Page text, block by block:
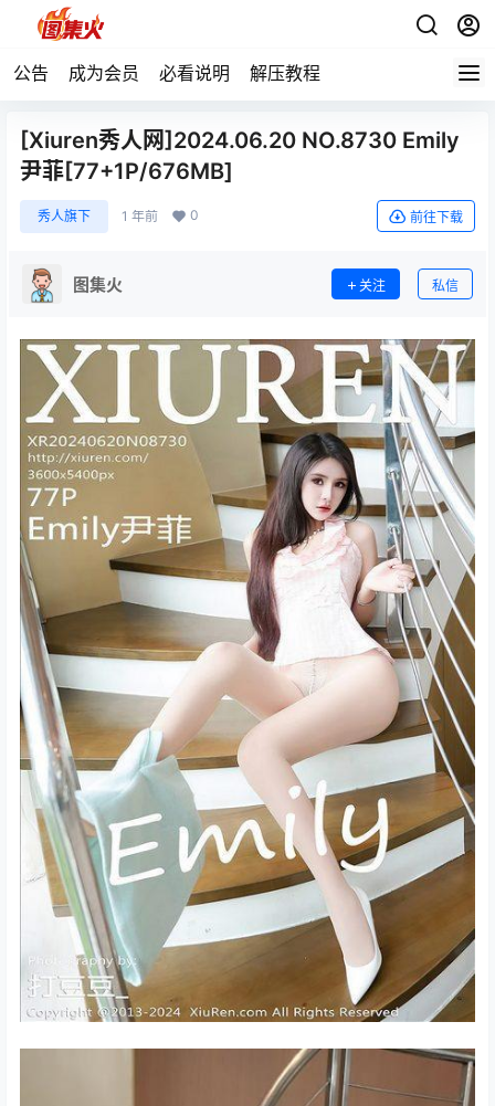
公告 成为会员 必看说明 解压教程
[Xiuren秀人网]2024.06.20 NO.8730 Emily
尹菲[77+1P/676MB]
秀人旗下 1 年前 0 前往下载
图集火 关注 私信